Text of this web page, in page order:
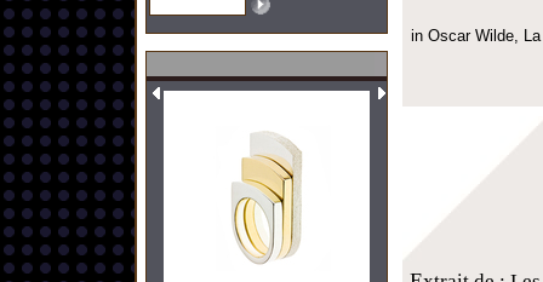
in Oscar Wilde,